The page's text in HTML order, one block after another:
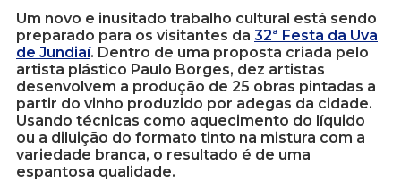
Um novo e inusitado trabalho cultural está sendo
preparado para os visitantes da 32ª Festa da Uva
de Jundiaí. Dentro de uma proposta criada pelo
artista plástico Paulo Borges, dez artistas
desenvolvem a produção de 25 obras pintadas a
partir do vinho produzido por adegas da cidade.
Usando técnicas como aquecimento do líquido
ou a diluição do formato tinto na mistura com a
variedade branca, o resultado é de uma
espantosa qualidade.